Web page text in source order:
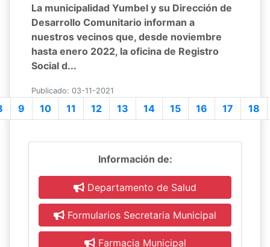
La municipalidad Yumbel y su Dirección de
Desarrollo Comunitario informan a
nuestros vecinos que, desde noviembre
hasta enero 2022, la oficina de Registro
Social d...
Publicado: 03-11-2021
9 10 11 12 13 14 15 16 17 18
Información de:
Departamento de Salud
Formularios Secretaria Municipal
Farmacia Municipal